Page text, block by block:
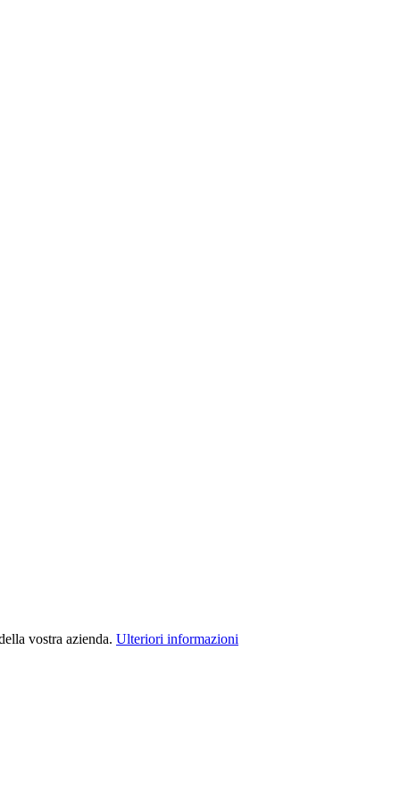
vostra azienda. Ulteriori informazioni